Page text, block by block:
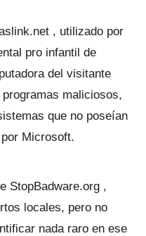
, utilizado por
pro infantil de
del visitante
maliciosos,
que no poseían
Microsoft.
StopBadware.org ,
locales, pero no
nada raro en ese